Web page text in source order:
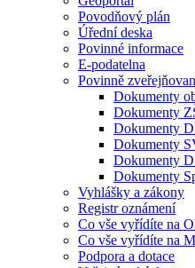
Povodňový plán
Úřední deska
Povinné informace
E-podatelna
Povinně
Dokumenty
Dokumenty
Dokumenty
Dokumenty
Dokumenty
Dokumenty
Vyhlášky a zákony
Registr oznámení
Co vše vyřídíte na
Co vše vyřídíte na
Podpora a dotace